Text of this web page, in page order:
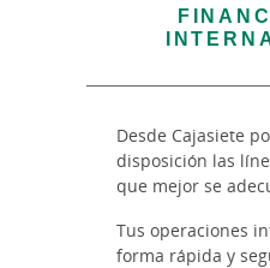
Desde Cajasiete
disposición las
que mejor se
Tus operaciones
forma rápida y